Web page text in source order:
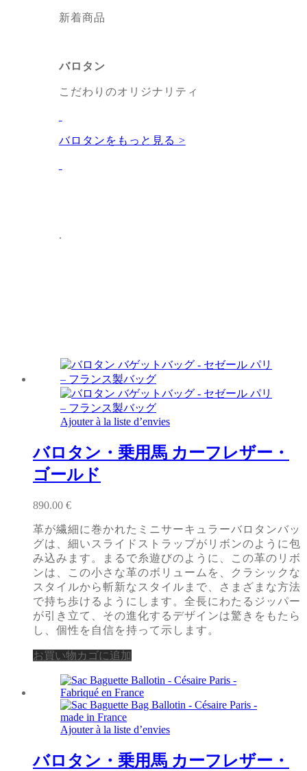
新着商品
バロタン
こだわりのオリジナリティ
バロタンをもっと見る >
.
Ajouter à la liste d’envies
バロタン・乗用馬 カーフレザー・
ゴールド
890.00 €
革が繊細に巻かれたミニサーキュラーバロタンバッ
グは、細いスライドストラップがリボンのように包
み込みます。まるで糸遊びのように、この革のリボ
ンは、この小さな革のボリュームを、クラシックな
スタイルから斬新なスタイルまで、さまざまな方法
で持ち歩けるようにします。全長にわたるジッパー
が引き立て、その進化するデザインは驚きをもたら
し、個性を自信を持って示します。
お買い物カゴに追加
Ajouter à la liste d’envies
バロタン・乗用馬 カーフレザー・